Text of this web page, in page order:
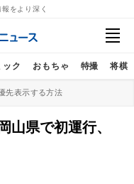
をより深く
ック おもちゃ 特撮 将棋
先表示する方法
県で初運行、